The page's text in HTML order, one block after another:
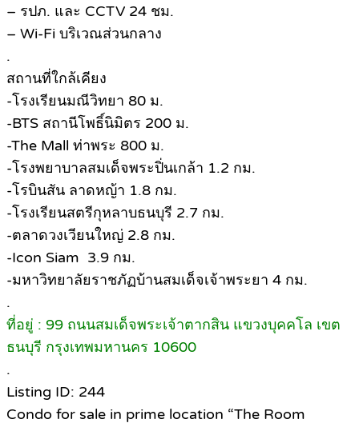
– รปภ. และ CCTV 24 ชม.
– Wi-Fi บริเวณส่วนกลาง
.
สถานที่ใกล้เคียง
-โรงเรียนมณีวิทยา 80 ม.
-BTS สถานีโพธิ์นิมิตร 200 ม.
-The Mall ท่าพระ 800 ม.
-โรงพยาบาลสมเด็จพระปิ่นเกล้า 1.2 กม.
-โรบินสัน ลาดหญ้า 1.8 กม.
-โรงเรียนสตรีกุหลาบธนบุรี 2.7 กม.
-ตลาดวงเวียนใหญ่ 2.8 กม.
-Icon Siam 3.9 กม.
-มหาวิทยาลัยราชภัฏบ้านสมเด็จเจ้าพระยา 4 กม.
.
ที่อยู่ : 99 ถนนสมเด็จพระเจ้าตากสิน แขวงบุคคโล เขต
ธนบุรี กรุงเทพมหานคร 10600
.
Listing ID: 244
Condo for sale in prime location “The Room